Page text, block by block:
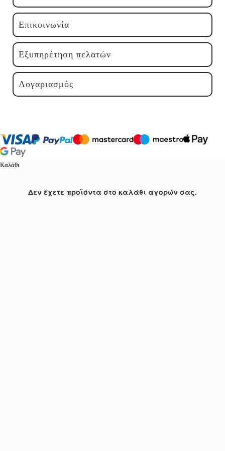
Επικοινωνία
Εξυπηρέτηση πελατών
Λογαριασμός
Καλάθι
Δεν έχετε προϊόντα στο καλάθι αγορών σας.